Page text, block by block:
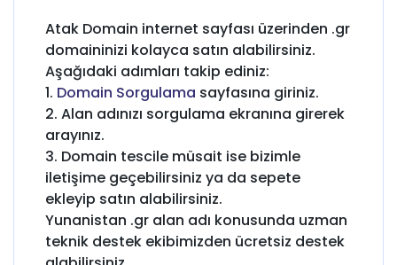
Atak Domain internet sayfası üzerinden .gr
domaininizi kolayca satın alabilirsiniz.
Aşağıdaki adımları takip ediniz:
1. Domain Sorgulama sayfasına giriniz.
2. Alan adınızı sorgulama ekranına girerek
arayınız.
3. Domain tescile müsait ise bizimle
iletişime geçebilirsiniz ya da sepete
ekleyip satın alabilirsiniz.
Yunanistan .gr alan adı konusunda uzman
teknik destek ekibimizden ücretsiz destek